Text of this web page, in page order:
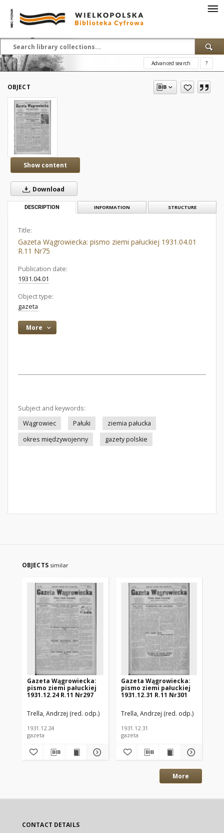
Advanced search ?
OBJECT
Show content
Download
DESCRIPTION INFORMATION STRUCTURE
Title:
Gazeta Wągrowiecka: pismo ziemi pałuckiej 1931.04.01
R.11 Nr75
Publication date:
1931.04.01
Object type:
gazeta
More
Subject and keywords:
Wągrowiec
Pałuki
ziemia pałucka
okres międzywojenny
gazety polskie
OBJECTS similar
Gazeta Wągrowiecka:
pismo ziemi pałuckiej
1931.12.24 R.11 Nr297
Trella, Andrzej (red. odp.)
1931.12.24
gazeta
Gazeta Wągrowiecka:
pismo ziemi pałuckiej
1931.12.31 R.11 Nr301
Trella, Andrzej (red. odp.)
1931.12.31
gazeta
More
CONTACT DETAILS